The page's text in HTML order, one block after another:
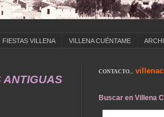
FIESTAS VILLENA VILLENA CUÉNTAME
DE ... COLEGIOS ...
CONTACTO...
Buscar en Villena